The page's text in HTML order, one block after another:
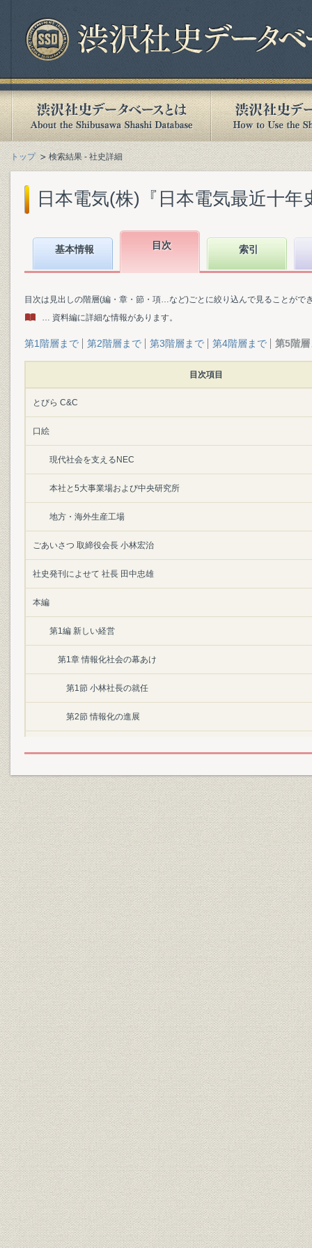
トップ 検索結果 - 社史詳細
日本電気(株)『日本電気最近十
基本情報 目次 索引
目次は見出しの階層(編・章・節・項…など)ごとに絞り込んで見ることがで
… 資料編に詳細な情報があります。
第1階層まで 第2階層まで 第3階層まで 第4階層まで 第5階層
目次項目
とびら C&C
口絵
現代社会を支えるNEC
本社と5大事業場および中央研究所
地方・海外生産工場
ごあいさつ 取締役会長 小林宏治
社史発刊によせて 社長 田中忠雄
本編
第1編 新しい経営
第1章 情報化社会の幕あけ
第1節 小林社長の就任
第2節 情報化の進展
第1節 基本理念の強調
第2節 経営構造の改編
1. “点から面へ”
2. 担当制から分担制へ
3. 常務会の役割り
第3節 ライン スタフ制の確立
1. 新事業部制の発足
2. 営業力強化と代理営業制
3. プロジェクト チーム制の発足
4. 全員参加のZD運動
第4節 創立70周年を祝う
1. 記念式典
2. 記念行事
第3章 市場変化への対応
第1節 電電公社の長期計画に協力
第2節 官公庁向け業務の拡大
1. 防衛力の整備